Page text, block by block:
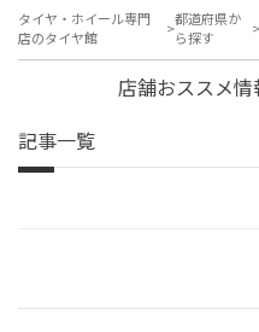
タイヤ・ホイール専門
店のタイヤ館
都道府県か
ら探す
店舗おススメ
記事一覧